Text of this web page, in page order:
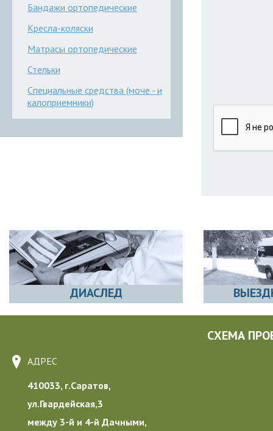
Бандажи ортопедические
Кресла-коляски
Матрасы ортопедические
Стельки
Специальные средства (моче - и
калоприемники)
ДИАСЛЕД
АДРЕС
410033, г.Саратов,
ул.Гвардейская,3
между 3-й и 4-й Дачными,
СХЕМА